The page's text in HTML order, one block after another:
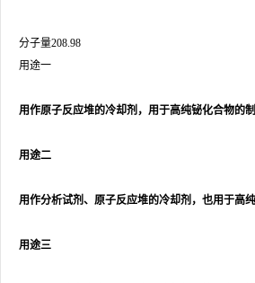
分子量208.98
用途一
用作原子反应堆的冷却剂，用于高纯铋化合物的
用途二
用作分析试剂、原子反应堆的冷却剂，也用于高
用途三